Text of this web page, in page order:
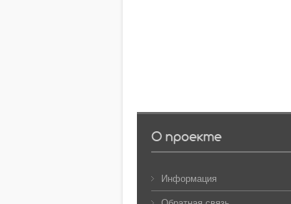
О проекте
Информация